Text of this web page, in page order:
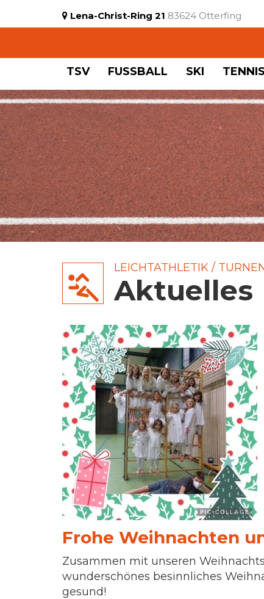
Lena-Christ-Ring 21 83624 Otterfing
TSV FUSSBALL SKI TENNIS
LEICHTATHLETIK /
Aktuelles
Frohe Weihnachten
Zusammen mit unseren
wunderschönes besinnliches
gesund!